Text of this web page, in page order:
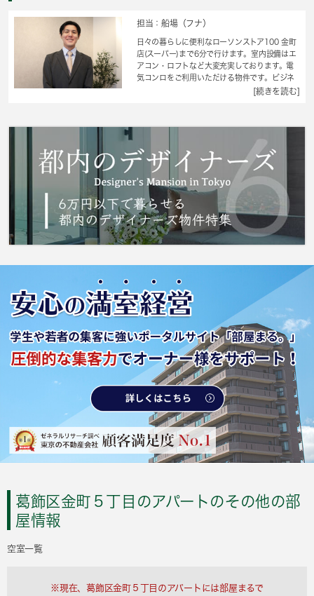
担当：船場（フナ）
日々の暮らしに便利なローソンストア100 金町
店(スーパー)まで6分で行けます。室内設備はエ
アコン・ロフトなど大変充実しております。電
気コンロをご利用いただける物件です。ビジネ
スマンにオススメ物件、オフィスにもなる物件
区の不動産会社として、沢山のお客様の住まい
お手伝いをいたしますので、是非お問い合わせ
ください。
[続きを読む]
葛飾区金町５丁目のアパートのその他の部
屋情報
空室一覧
※現在、葛飾区金町５丁目のアパートには部屋まるで